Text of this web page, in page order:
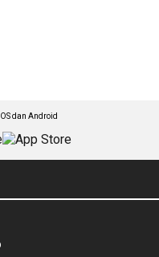
dan Android